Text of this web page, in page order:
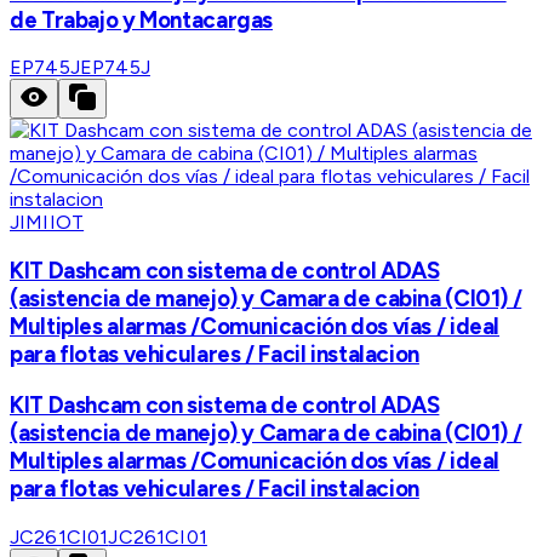
de Trabajo y Montacargas
EP745JEP745J
JIMIIOT
KIT Dashcam con sistema de control ADAS
(asistencia de manejo) y Camara de cabina (CI01) /
Multiples alarmas /Comunicación dos vías / ideal
para flotas vehiculares / Facil instalacion
KIT Dashcam con sistema de control ADAS
(asistencia de manejo) y Camara de cabina (CI01) /
Multiples alarmas /Comunicación dos vías / ideal
para flotas vehiculares / Facil instalacion
JC261CI01JC261CI01